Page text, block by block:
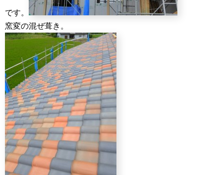
です。
窯変の混ぜ葺き。